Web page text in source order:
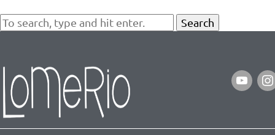
Search
youtube